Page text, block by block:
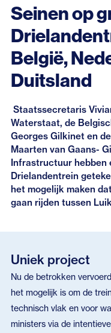
Nieuws
Interviews
Seinen op
België,
Duitsland
Staatssecretaris
Waterstaat, de
Georges Gilkinet en
Maarten van Gaans-
Infrastructuur hebben
Drielandentrein
het mogelijk maken
gaan rijden tussen
Uniek project
Nu de betrokken
het mogelijk is om de
technisch vlak en voor
ministers via de